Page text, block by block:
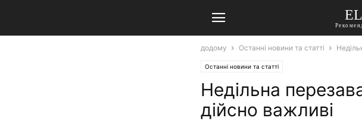
додому Останні новини та статті
Останні новини та статті
Недільна
дійсно важливі